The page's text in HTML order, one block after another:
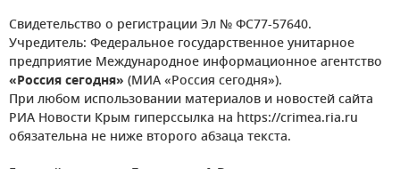
Свидетельство о регистрации Эл № ФС77-57640.
Учредитель: Федеральное государственное унитарное
предприятие Международное информационное агентство
«Россия сегодня» (МИА «Россия сегодня»).
При любом использовании материалов и новостей сайта
РИА Новости Крым гиперссылка на https://crimea.ria.ru
обязательна не ниже второго абзаца текста.